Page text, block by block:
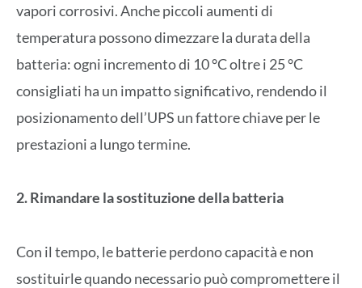
vapori corrosivi. Anche piccoli aumenti di
temperatura possono dimezzare la durata della
batteria: ogni incremento di 10 °C oltre i 25 °C
consigliati ha un impatto significativo, rendendo il
posizionamento dell’UPS un fattore chiave per le
prestazioni a lungo termine.
2. Rimandare la sostituzione della batteria
Con il tempo, le batterie perdono capacità e non
sostituirle quando necessario può compromettere il